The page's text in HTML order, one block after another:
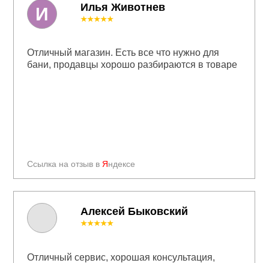
Илья Животнев
Ссылка на отзыв в Яндексе
★★★★★
Отличный магазин. Есть все что нужно для
бани, продавцы хорошо разбираются в товаре
И
Алексей Быковский
★★★★★
Отличный сервис, хорошая консультация,